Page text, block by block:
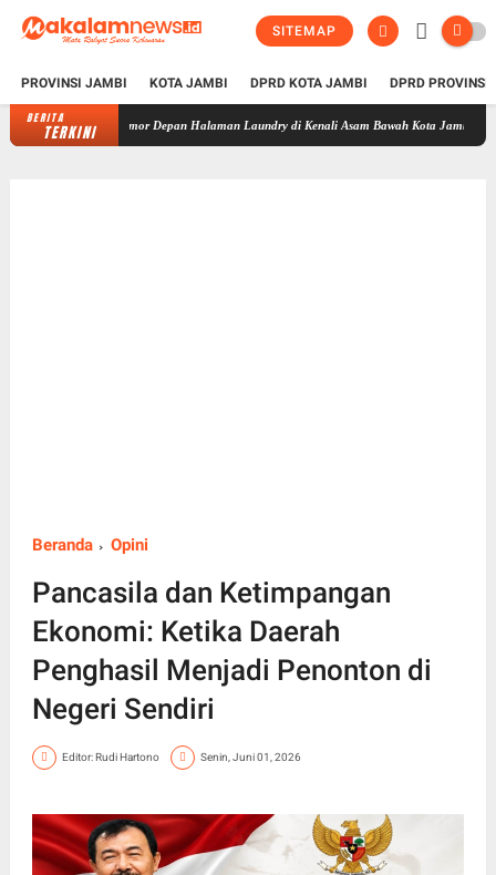
SITEMAP
PROVINSI JAMBI KOTA JAMBI DPRD KOTA JAMBI DPRD
BERITA
TERKINI
Curanmor Depan Halaman Laundry di Kenali Asam Bawah Kota Jambi, Tiga Pelaku
Beranda Opini
Pancasila dan Ketimpangan
Ekonomi: Ketika Daerah
Penghasil Menjadi Penonton di
Negeri Sendiri
Editor: Rudi Hartono Senin, Juni 01, 2026